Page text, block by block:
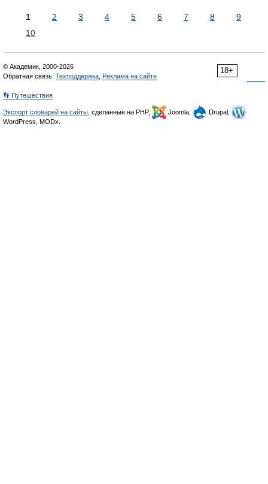
1 2 3 4 5 6 7 8
9
10
18+
© Академик, 2000-2026
Обратная связь: Техподдержка Реклама на сайте
👣 Путешествия
Экспорт словарей на сайты , сделанные на PHP, Joomla,
Drupal,
WordPress, MODx.